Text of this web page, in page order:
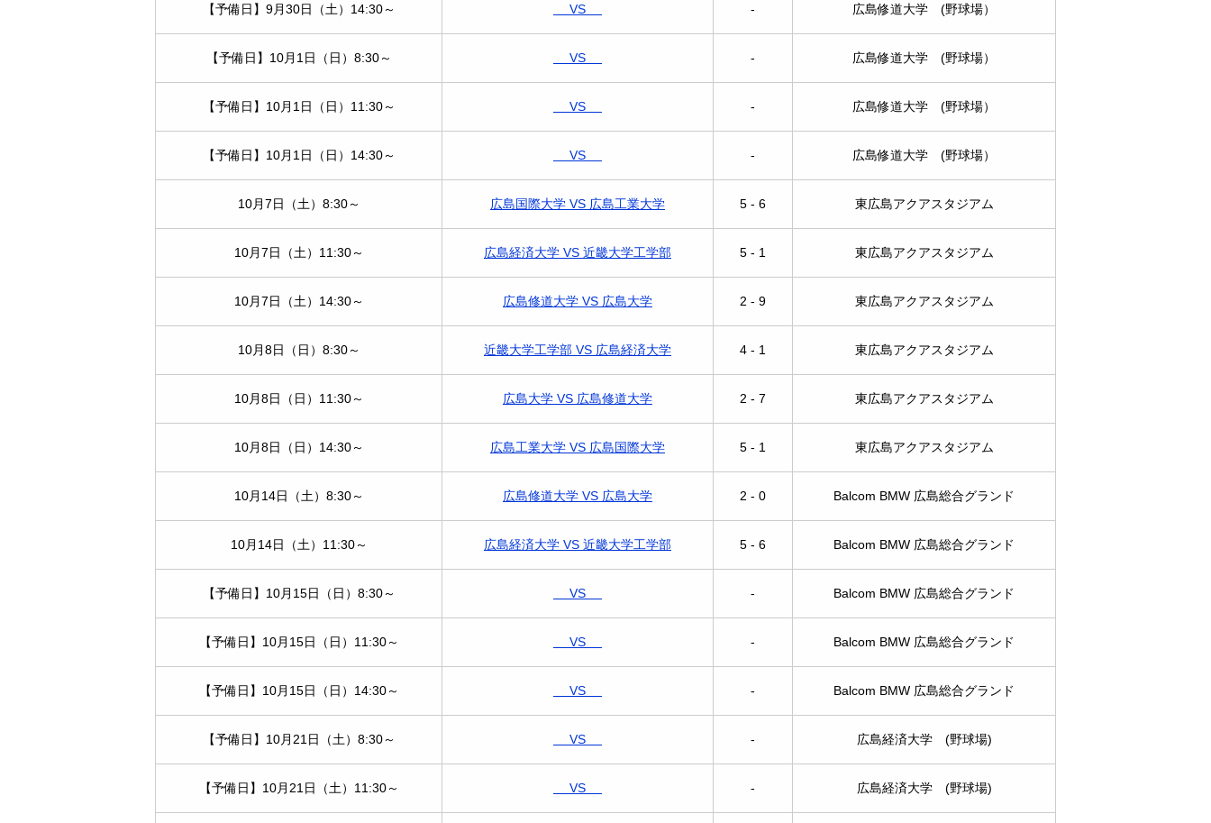
【予備日】9月30日（土）14:30～ VS - 広島修道大学 (野球場）
【予備日】10月1日（日）8:30～ VS - 広島修道大学 (野球場）
【予備日】10月1日（日）11:30～ VS - 広島修道大学 (野球場）
【予備日】10月1日（日）14:30～ VS - 広島修道大学 (野球場）
10月7日（土）8:30～ 広島国際大学 VS 広島工業大学 5 - 6 東広島アクアスタジアム
10月7日（土）11:30～ 広島経済大学 VS 近畿大学工学部 5 - 1 東広島アクアスタジアム
10月7日（土）14:30～ 広島修道大学 VS 広島大学 2 - 9 東広島アクアスタジアム
10月8日（日）8:30～ 近畿大学工学部 VS 広島経済大学 4 - 1 東広島アクアスタジアム
10月8日（日）11:30～ 広島大学 VS 広島修道大学 2 - 7 東広島アクアスタジアム
10月8日（日）14:30～ 広島工業大学 VS 広島国際大学 5 - 1 東広島アクアスタジアム
10月14日（土）8:30～ 広島修道大学 VS 広島大学 2 - 0 Balcom BMW 広島総合グランド
10月14日（土）11:30～ 広島経済大学 VS 近畿大学工学部 5 - 6 Balcom BMW 広島総合グランド
【予備日】10月15日（日）8:30～ VS - Balcom BMW 広島総合グランド
【予備日】10月15日（日）11:30～ VS - Balcom BMW 広島総合グランド
【予備日】10月15日（日）14:30～ VS - Balcom BMW 広島総合グランド
【予備日】10月21日（土）8:30～ VS - 広島経済大学 (野球場)
【予備日】10月21日（土）11:30～ VS - 広島経済大学 (野球場)